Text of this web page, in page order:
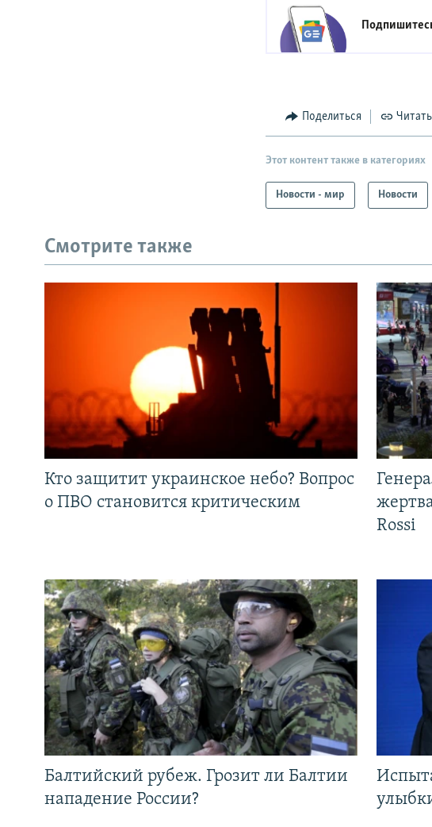
Поделиться
Этот контент также в категориях
Новости - мир Новости
Смотрите также
Кто защитит украинское небо? Вопрос
о ПВО становится критическим
Rossi
Балтийский рубеж. Грозит ли Балтии
нападение России?